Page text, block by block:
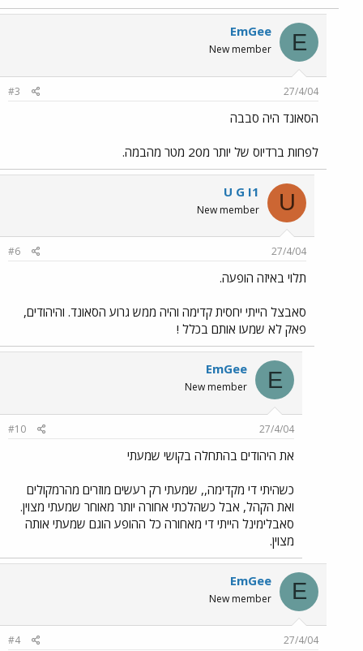
E
EmGee
New member
27/4/04
#3
הסאונד היה סבבה
לפחות ברדיוס של יותר מ20 מטר מהבמה.
U
U G I1
New member
27/4/04
#6
תלוי באיזה הופעה.
סאבצל הייתי יחסית קדימה והיה ממש גרוע הסאונד. והיהודים,
פאק לא שמעו אותם בכלל !
E
EmGee
New member
27/4/04
#10
את היהודים בהתחלה בקושי שמעתי
כשהיתי די מקדימה,, שמעתי רק רעשים מוזרים מהרמקולים
ואת הקהל, אבל כשהלכתי אחורה יותר מאוחר שמעתי מצוין.
סאבלימינל הייתי די מאחורה כל ההופע הוגם שמעתי אותה
מצוין.
E
EmGee
New member
27/4/04
#4